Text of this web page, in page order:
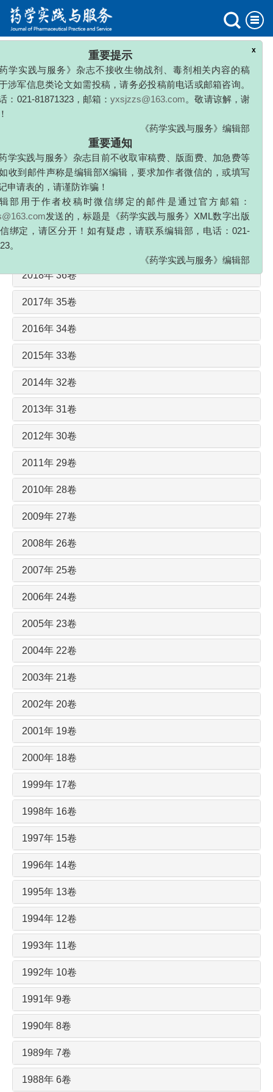
重要提示
学实践与服务》杂志不接收生物战剂、毒剂相关内容的稿
涉军信息类论文如需投稿，请务必投稿前电话或邮箱咨询。
：021-81871323，邮箱：yxsjzzs@163.com。敬请谅解，谢
《药学实践与服务》编辑部
重要通知
学实践与服务》杂志目前不收取审稿费、版面费、加急费等
收到邮件声称是编辑部X编辑，要求加作者微信的，或填写
申请表的，请谨防诈骗！
部用于作者校稿时微信绑定的邮件是通过官方邮箱：
发送的，标题是《药学实践与服务》XML数字出版
绑定，请区分开！如有疑虑，请联系编辑部，电话：021-
。
《药学实践与服务》编辑部
2025年 45卷
2022年 40卷
2021年 39卷
2020年 38卷
2018年 36卷
2017年 35卷
2016年 34卷
2015年 33卷
2014年 32卷
2013年 31卷
2012年 30卷
2011年 29卷
2010年 28卷
2009年 27卷
2008年 26卷
2007年 25卷
2006年 24卷
2005年 23卷
2004年 22卷
2003年 21卷
2002年 20卷
2001年 19卷
2000年 18卷
1999年 17卷
1998年 16卷
1997年 15卷
1996年 14卷
1995年 13卷
1994年 12卷
1993年 11卷
1992年 10卷
1991年 9卷
1990年 8卷
1989年 7卷
1988年 6卷